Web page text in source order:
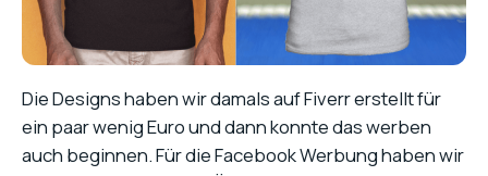
Die Designs haben wir damals auf Fiverr erstellt für
ein paar wenig Euro und dann konnte das werben
auch beginnen. Für die Facebook Werbung haben wir